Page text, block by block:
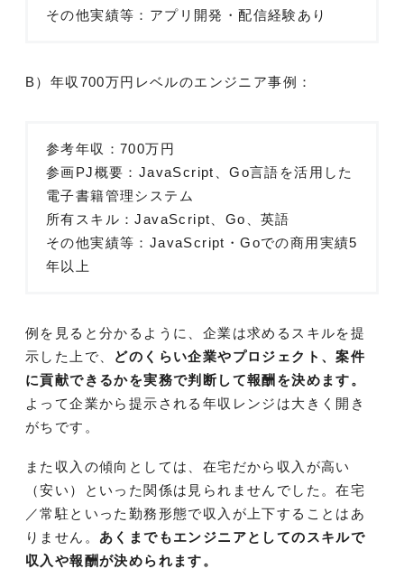
その他実績等：アプリ開発・配信経験あり
B）年収700万円レベルのエンジニア事例：
参考年収：700万円
参画PJ概要：JavaScript、Go言語を活用した
電子書籍管理システム
所有スキル：JavaScript、Go、英語
その他実績等：JavaScript・Goでの商用実績5
年以上
例を見ると分かるように、企業は求めるスキルを提
示した上で、 どのくらい企業やプロジェクト、案件
に貢献できるかを実務で判断して報酬を決めます。
よって企業から提示される年収レンジは大きく開き
がちです。
また収入の傾向としては、在宅だから収入が高い
（安い）といった関係は見られませんでした。在宅
／常駐といった勤務形態で収入が上下することはあ
りません。 あくまでもエンジニアとしてのスキルで
収入や報酬が決められます。